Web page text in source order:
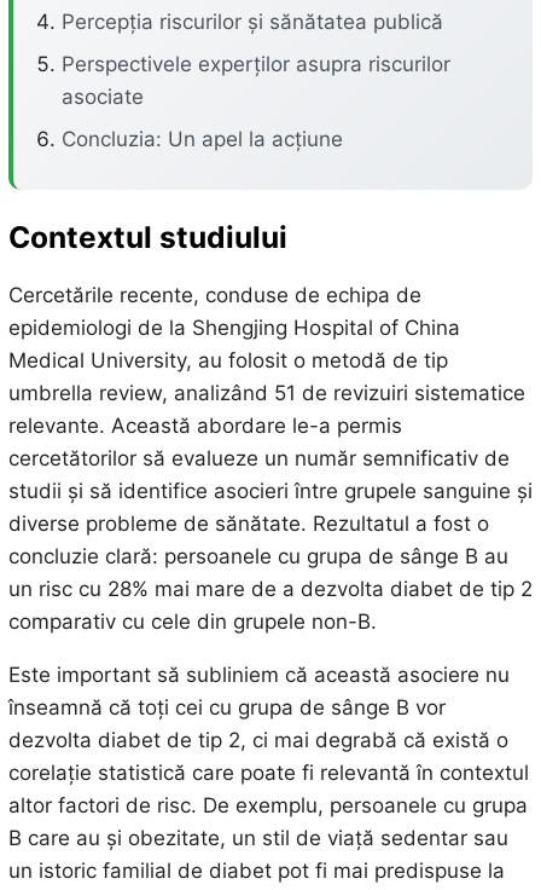
Percepția riscurilor și sănătatea publică
Perspectivele experților asupra riscurilor
asociate
Concluzia: Un apel la acțiune
Contextul studiului
Cercetările recente, conduse de echipa de
epidemiologi de la Shengjing Hospital of China
Medical University, au folosit o metodă de tip
umbrella review, analizând 51 de revizuiri sistematice
relevante. Această abordare le-a permis
cercetătorilor să evalueze un număr semnificativ de
studii și să identifice asocieri între grupele sanguine și
diverse probleme de sănătate. Rezultatul a fost o
concluzie clară: persoanele cu grupa de sânge B au
un risc cu 28% mai mare de a dezvolta diabet de tip 2
comparativ cu cele din grupele non-B.
Este important să subliniem că această asociere nu
înseamnă că toți cei cu grupa de sânge B vor
dezvolta diabet de tip 2, ci mai degrabă că există o
corelație statistică care poate fi relevantă în contextul
altor factori de risc. De exemplu, persoanele cu grupa
B care au și obezitate, un stil de viață sedentar sau
un istoric familial de diabet pot fi mai predispuse la